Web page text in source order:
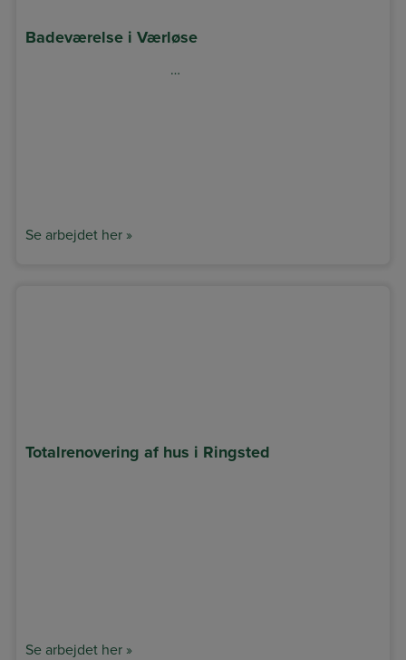
Badeværelse i Værløse
…
Se arbejdet her »
Totalrenovering af hus i Ringsted
Se arbejdet her »